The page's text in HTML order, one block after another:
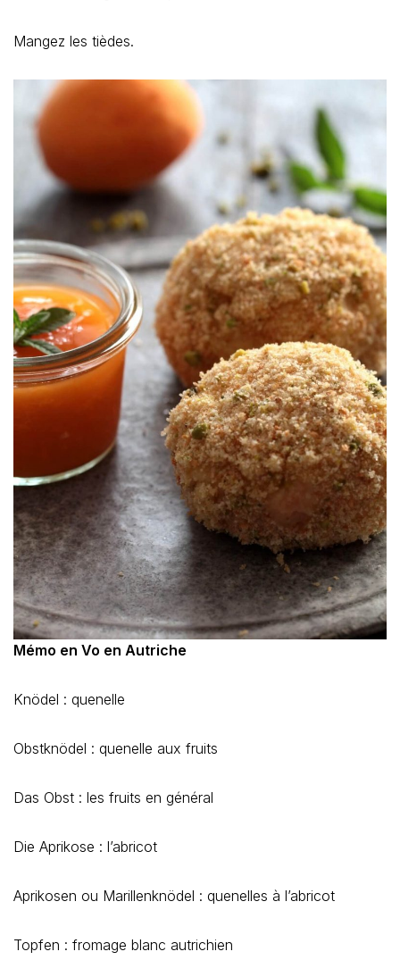
Mangez les tièdes.
Mémo en Vo en Autriche
Knödel : quenelle
Obstknödel : quenelle aux fruits
Das Obst : les fruits en général
Die Aprikose : l’abricot
Aprikosen ou Marillenknödel : quenelles à l’abricot
Topfen : fromage blanc autrichien